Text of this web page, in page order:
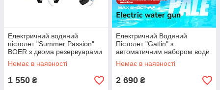
Електричний водяний
пістолет "Summer Passion"
BOER з двома резервуарами
- Дитячі іграшки
Немає в наявності
1 550 ₴
Електричний Водяний
Пістолет "Gatlin" з
автоматичним набором води
Сірий - Дитячі іграшки
Немає в наявності
2 690 ₴